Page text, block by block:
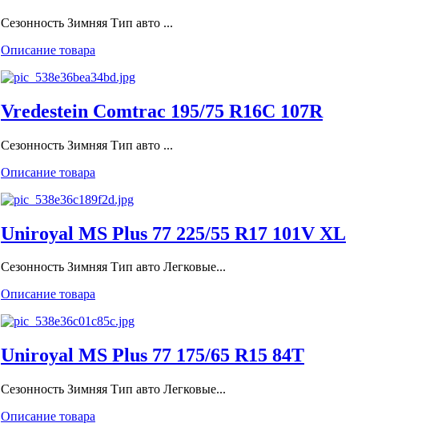
Сезонность Зимняя Тип авто ...
Описание товара
Vredestein Comtrac 195/75 R16C 107R
Сезонность Зимняя Тип авто ...
Описание товара
Uniroyal MS Plus 77 225/55 R17 101V XL
Сезонность Зимняя Тип авто Легковые...
Описание товара
Uniroyal MS Plus 77 175/65 R15 84T
Сезонность Зимняя Тип авто Легковые...
Описание товара